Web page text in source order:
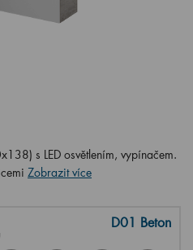
s LED osvětlením, vypínačem.
Zobrazit více
D01 Beton